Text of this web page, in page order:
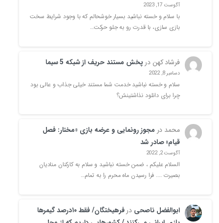
آگوست 17, 2023
با سلام و خسته نباشید بسیار خوشحالم که با وجود شرایط سخت
بازی سازی، با قدرت رو به جلو حرکت…
فرشاد کهن در پخش مستند حریف از شبکه 5 سیما
دسامبر 8, 2022
سلام و خسته نباشید خدمت شما مستند خیلی جذاب و عالی بود
چرا برای دانلود نذاشتینش؟
محمد در مجوز رونمایی و عرضه بازی «مختار: فصل
قیام» صادر شد
آگوست 2, 2022
السلام علیکم ، ضمن خسته نباشید و سلام به کارکنان منادیان
بصیرت .... فرا رسیدن ماه محرم را به تمام…
ابوالفضل ناصحی در
فرهیختگان/ فقط ۱۰درصد گیمرها